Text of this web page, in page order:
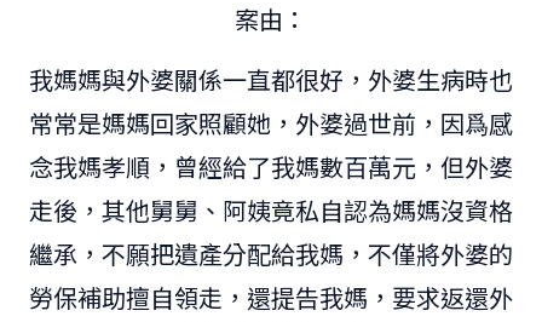
案由：
我媽媽與外婆關係一直都很好，外婆生病時也
常常是媽媽回家照顧她，外婆過世前，因爲感
念我媽孝順，曾經給了我媽數百萬元，但外婆
走後，其他舅舅、阿姨竟私自認為媽媽沒資格
繼承，不願把遺產分配給我媽，不僅將外婆的
勞保補助擅自領走，還提告我媽，要求返還外